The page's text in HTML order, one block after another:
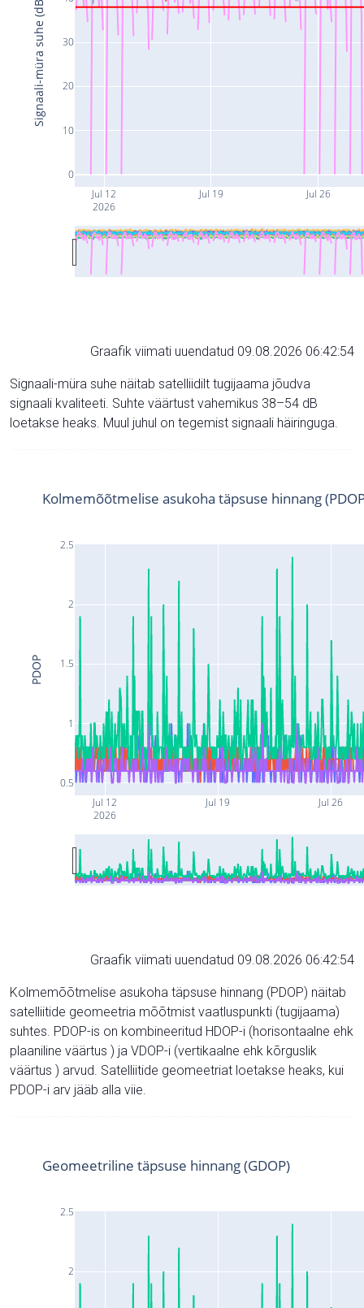
Jul 12
2026
Jul 19 Jul 26
0
10
20
30
Signaali-müra suhe (dB)
Graafik viimati uuendatud 09.08.2026 06:42:54
Signaali-müra suhe näitab satelliidilt tugijaama jõudva
signaali kvaliteeti. Suhte väärtust vahemikus 38–54 dB
loetakse heaks. Muul juhul on tegemist signaali häiringuga.
Jul 12
2026
Jul 19 Jul 26
0.5
1
1.5
2
2.5
Kolmemõõtmelise asukoha täpsuse hinnang
PDOP
Graafik viimati uuendatud 09.08.2026 06:42:54
Kolmemõõtmelise asukoha täpsuse hinnang (PDOP) näitab
satelliitide geomeetria mõõtmist vaatluspunkti (tugijaama)
suhtes. PDOP-is on kombineeritud HDOP-i (horisontaalne ehk
plaaniline väärtus ) ja VDOP-i (vertikaalne ehk kõrguslik
väärtus ) arvud. Satelliitide geomeetriat loetakse heaks, kui
PDOP-i arv jääb alla viie.
2
2.5
Geomeetriline täpsuse hinnang (GDOP)